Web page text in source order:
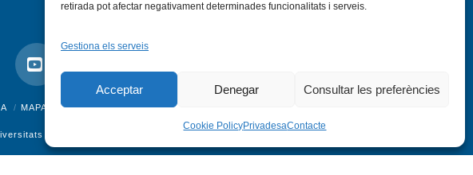
retirada pot afectar negativament determinades funcionalitats i serveis.
Gestiona els serveis
Acceptar Denegar Consultar les preferències
Cookie PolicyPrivadesaContacte
YouTubeInstagramFlickr
MAPA DEL WEB AVÍS LEGAL PRIVADESA